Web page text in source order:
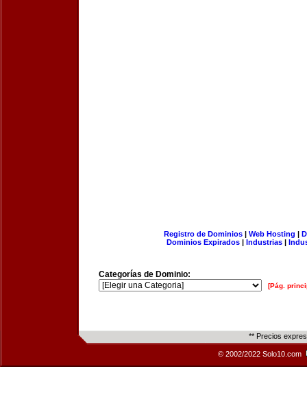
Registro de Dominios| Web Hosting |
Dominios Expirados | Industrias |
Categorías de Dominio:
[Pág.
** Precios
© 2002/2022 Solo10.com